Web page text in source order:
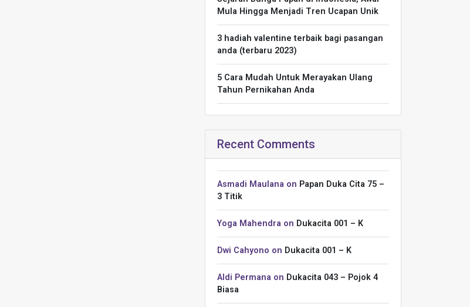
Mula Hingga Menjadi Tren Ucapan Unik
3 hadiah valentine terbaik bagi pasangan
anda (terbaru 2023)
5 Cara Mudah Untuk Merayakan Ulang
Tahun Pernikahan Anda
Recent Comments
Asmadi Maulana on Papan Duka Cita 75 –
3 Titik
Yoga Mahendra on Dukacita 001 – K
Dwi Cahyono on Dukacita 001 – K
Aldi Permana on Dukacita 043 – Pojok 4
Biasa